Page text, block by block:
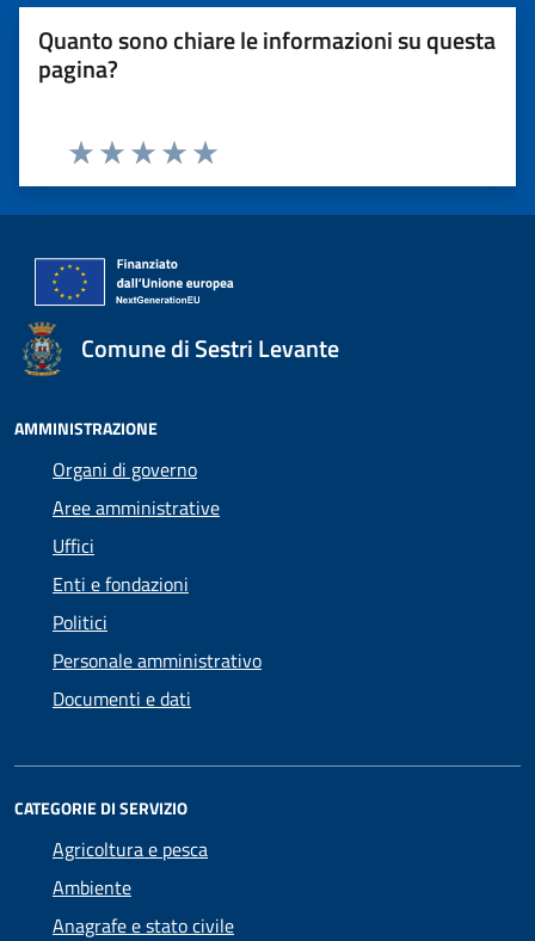
Quanto sono chiare le informazioni su questa
pagina?
Valuta 5 stelle su 5
Valuta 4 stelle su 5
Valuta 3 stelle su 5
Valuta 2 stelle su 5
Valuta 1 stelle su 5
Comune di Sestri Levante
AMMINISTRAZIONE
Organi di governo
Aree amministrative
Uffici
Enti e fondazioni
Politici
Personale amministrativo
Documenti e dati
CATEGORIE DI SERVIZIO
Agricoltura e pesca
Ambiente
Anagrafe e stato civile